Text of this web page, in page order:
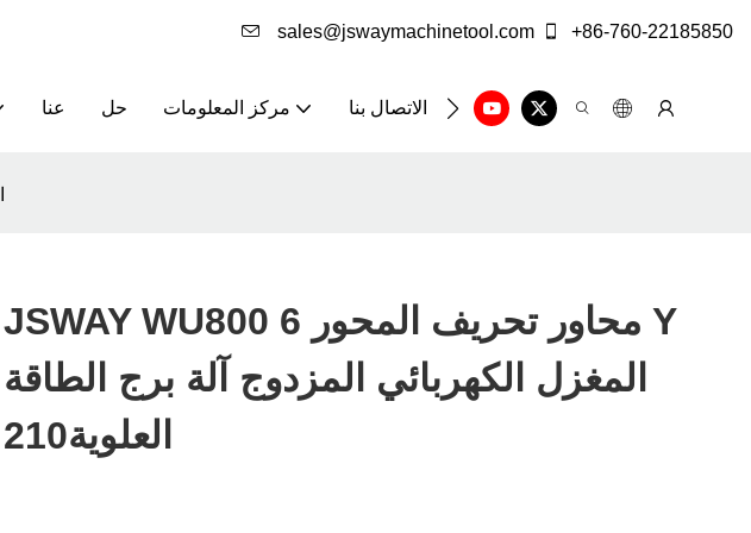
sales@jswaymachinetool.com +86-760-22185850
عنا حل مركز المعلومات الاتصال بنا
JSWAY WU800 6 محاور تحريف المحور Y
المغزل الكهربائي المزدوج آلة برج الطاقة
العلوية210